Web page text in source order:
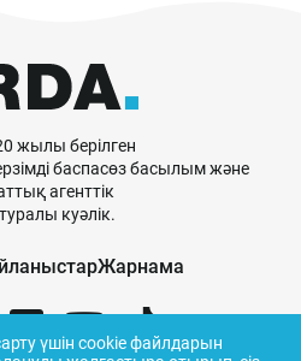
жылы берілген
баспасөз басылым және
агенттік
куәлік.
Жарнама
үшін cookie файлдарын